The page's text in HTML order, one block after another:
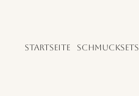
Startseite Schmucksets